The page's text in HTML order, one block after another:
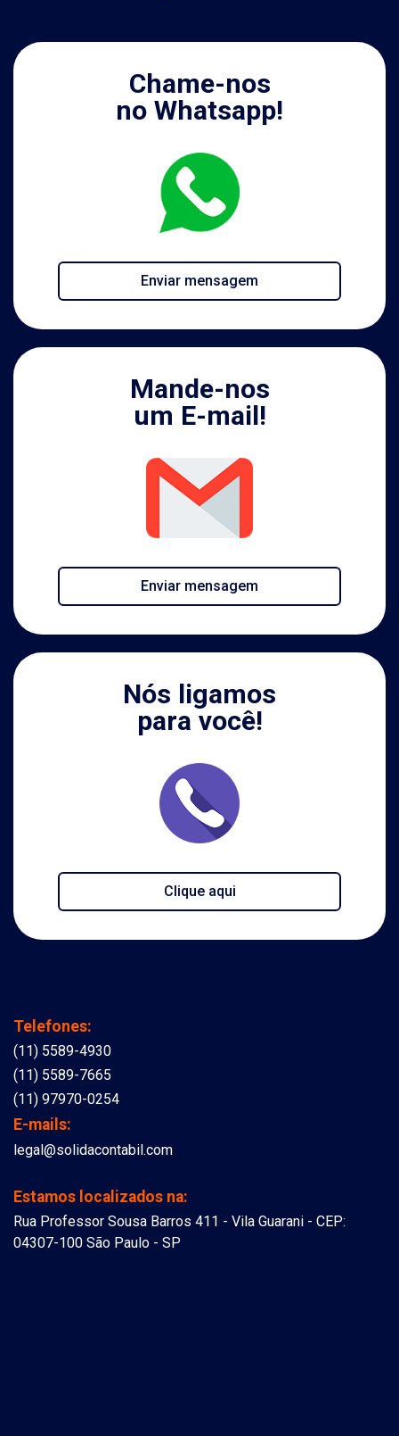
Chame-nos
no Whatsapp!
Enviar mensagem
Mande-nos
um E-mail!
Enviar mensagem
Nós ligamos
para você!
Clique aqui
Telefones:
(11) 5589-4930
(11) 5589-7665
(11) 97970-0254
E-mails:
legal@solidacontabil.com
Estamos localizados na:
Rua Professor Sousa Barros 411 - Vila Guarani - CEP:
04307-100 São Paulo - SP